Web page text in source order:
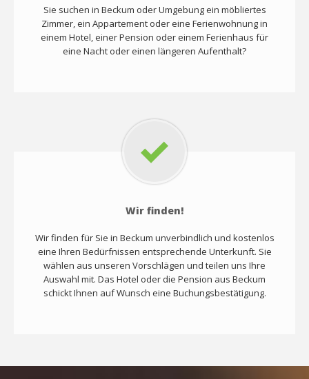
Sie suchen in Beckum oder Umgebung ein möbliertes
Zimmer, ein Appartement oder eine Ferienwohnung in
einem Hotel, einer Pension oder einem Ferienhaus für
eine Nacht oder einen längeren Aufenthalt?
Wir finden!
Wir finden für Sie in Beckum unverbindlich und kostenlos
eine Ihren Bedürfnissen entsprechende Unterkunft. Sie
wählen aus unseren Vorschlägen und teilen uns Ihre
Auswahl mit. Das Hotel oder die Pension aus Beckum
schickt Ihnen auf Wunsch eine Buchungsbestätigung.